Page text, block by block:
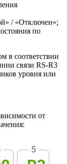
/ «Отключен»;
по
в соответствии
связи RS-R3
уровня или
от